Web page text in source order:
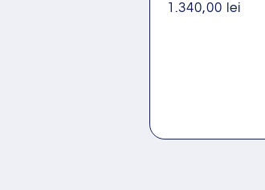
Preț
1.340,00 lei